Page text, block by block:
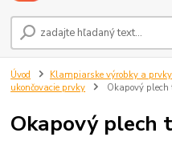
Úvod Klampiarske výrobky a
ukončovacie prvky
Okapový
Okapový plech